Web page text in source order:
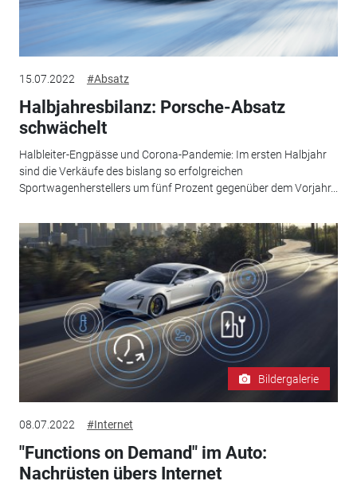
15.07.2022 #Absatz
Halbjahresbilanz: Porsche-Absatz
schwächelt
Halbleiter-Engpässe und Corona-Pandemie: Im ersten Halbjahr
sind die Verkäufe des bislang so erfolgreichen
Sportwagenherstellers um fünf Prozent gegenüber dem Vorjahr...
Bildergalerie
08.07.2022 #Internet
"Functions on Demand" im Auto:
Nachrüsten übers Internet